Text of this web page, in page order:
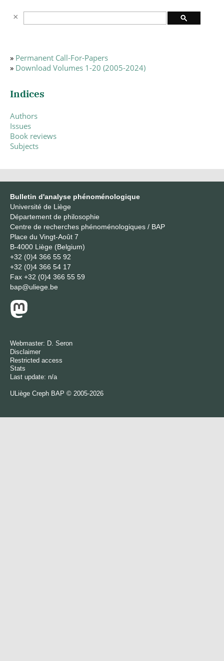
» Permanent Call-For-Papers
» Download Volumes 1-20 (2005-2024)
Indices
Authors
Issues
Book reviews
Subjects
Bulletin d'analyse phénoménologique
Université de Liège
Département de philosophie
Centre de recherches phénoménologiques / BAP
Place du Vingt-Août 7
B-4000 Liège (Belgium)
+32 (0)4 366 55 92
+32 (0)4 366 54 17
Fax +32 (0)4 366 55 59
bap@uliege.be
Webmaster: D. Seron
Disclaimer
Restricted access
Stats
Last update: n/a
ULiège Creph BAP © 2005-2026